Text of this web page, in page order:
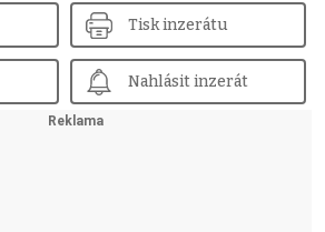
Tisk inzerátu
Nahlásit inzerát